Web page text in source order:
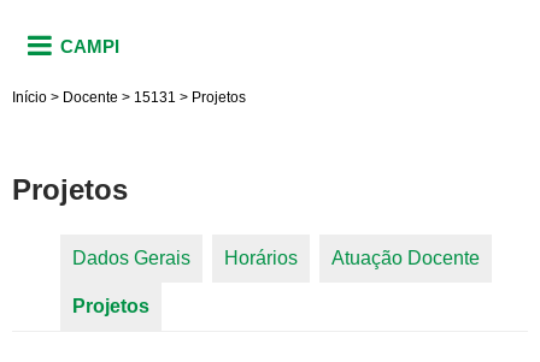
CAMPI
Início > Docente > 15131 > Projetos
Projetos
Dados Gerais Horários Atuação Docente
Projetos